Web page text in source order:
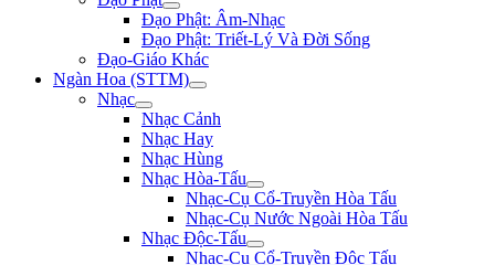
Đạo Phật: Âm-Nhạc
Đạo Phật: Triết-Lý Và Đời Sống
Đạo-Giáo Khác
Ngàn Hoa (STTM)
Nhạc
Nhạc Cảnh
Nhạc Hay
Nhạc Hùng
Nhạc Hòa-Tấu
Nhạc-Cụ Cổ-Truyền Hòa Tấu
Nhạc-Cụ Nước Ngoài Hòa Tấu
Nhạc Độc-Tấu
Nhạc-Cụ Cổ-Truyền Độc Tấu